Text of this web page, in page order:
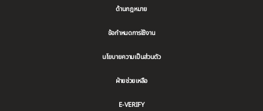
ด้านกฎหมาย
ข้อกำหนดการใช้งาน
นโยบายความเป็นส่วนตัว
ฝ่ายช่วยเหลือ
E-VERIFY